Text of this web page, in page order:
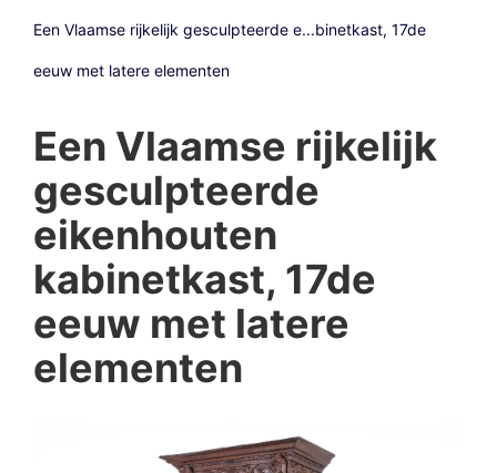
Een Vlaamse rijkelijk gesculpteerde e...binetkast, 17de
eeuw met latere elementen
Een Vlaamse rijkelijk
gesculpteerde
eikenhouten
kabinetkast, 17de
eeuw met latere
elementen